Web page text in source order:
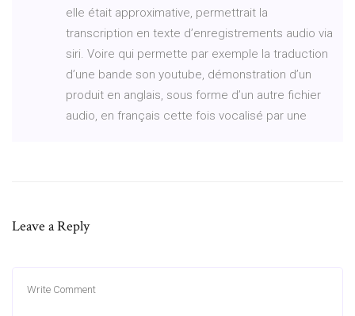
elle était approximative, permettrait la
transcription en texte d’enregistrements audio via
siri. Voire qui permette par exemple la traduction
d’une bande son youtube, démonstration d’un
produit en anglais, sous forme d’un autre fichier
audio, en français cette fois vocalisé par une
Leave a Reply